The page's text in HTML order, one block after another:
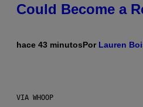
Could Become a
hace 43 minutosPor Lauren
VIA WHOOP